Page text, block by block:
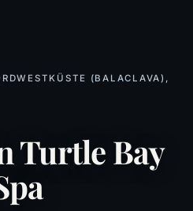
(BALACLAVA),
Turtle Bay